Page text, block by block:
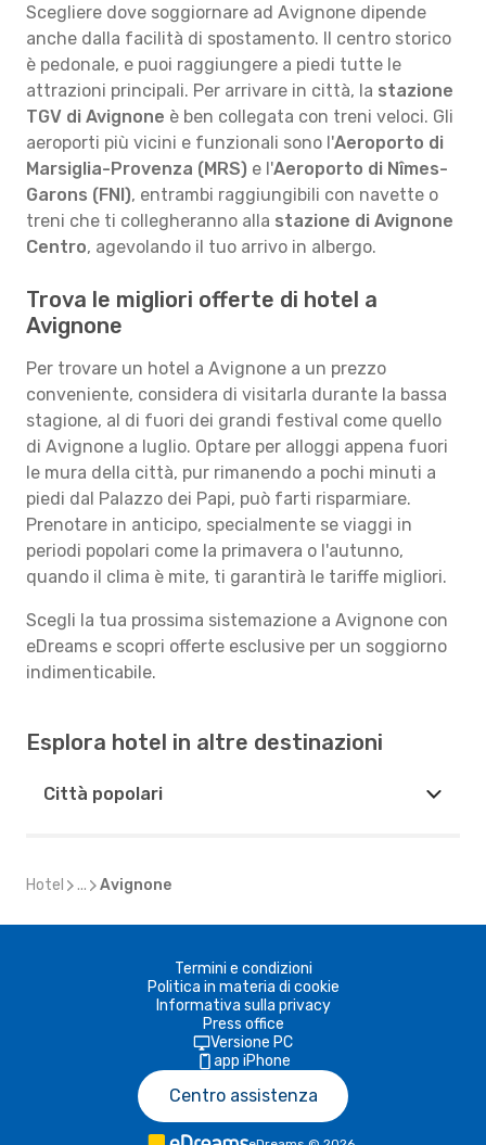
Scegliere dove soggiornare ad Avignone dipende
anche dalla facilità di spostamento. Il centro storico
è pedonale, e puoi raggiungere a piedi tutte le
attrazioni principali. Per arrivare in città, la stazione
TGV di Avignone è ben collegata con treni veloci. Gli
aeroporti più vicini e funzionali sono l'Aeroporto di
Marsiglia-Provenza (MRS) e l'Aeroporto di Nîmes-
Garons (FNI), entrambi raggiungibili con navette o
treni che ti collegheranno alla stazione di Avignone
Centro, agevolando il tuo arrivo in albergo.
Trova le migliori offerte di hotel a
Avignone
Per trovare un hotel a Avignone a un prezzo
conveniente, considera di visitarla durante la bassa
stagione, al di fuori dei grandi festival come quello
di Avignone a luglio. Optare per alloggi appena fuori
le mura della città, pur rimanendo a pochi minuti a
piedi dal Palazzo dei Papi, può farti risparmiare.
Prenotare in anticipo, specialmente se viaggi in
periodi popolari come la primavera o l'autunno,
quando il clima è mite, ti garantirà le tariffe migliori.
Scegli la tua prossima sistemazione a Avignone con
eDreams e scopri offerte esclusive per un soggiorno
indimenticabile.
Esplora hotel in altre destinazioni
Città popolari
Hotel ... Avignone
Termini e condizioni
Politica in materia di cookie
Informativa sulla privacy
Press office
Versione PC
app iPhone
Centro assistenza